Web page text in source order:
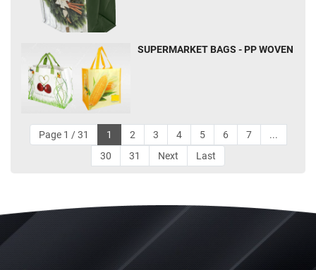
SUPERMARKET BAGS - PP WOVEN
Page 1 / 31 1 2 3 4 5 6 7
...
30
31 Next Last